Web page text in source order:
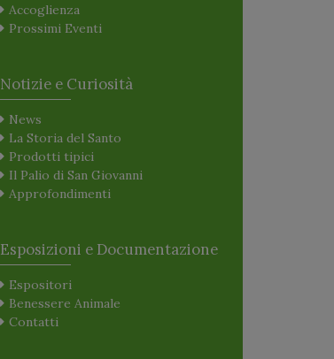
Accoglienza
Prossimi Eventi
Notizie e Curiosità
News
La Storia del Santo
Prodotti tipici
Il Palio di San Giovanni
Approfondimenti
Esposizioni e Documentazione
Espositori
Benessere Animale
Contatti